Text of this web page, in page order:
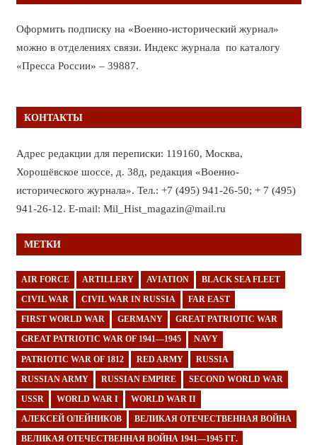
Оформить подписку на «Военно-исторический журнал»
можно в отделениях связи. Индекс журнала по каталогу
«Пресса России» – 39887.
КОНТАКТЫ
Адрес редакции для переписки: 119160, Москва,
Хорошёвское шоссе, д. 38д, редакция «Военно-
исторического журнала». Тел.: +7 (495) 941-26-50; + 7 (495)
941-26-12. E-mail: Mil_Hist_magazin@mail.ru
МЕТКИ
AIR FORCE ARTILLERY AVIATION BLACK SEA FLEET
CIVIL WAR CIVIL WAR IN RUSSIA FAR EAST
FIRST WORLD WAR GERMANY GREAT PATRIOTIC WAR
GREAT PATRIOTIC WAR OF 1941—1945 NAVY
PATRIOTIC WAR OF 1812 RED ARMY RUSSIA
RUSSIAN ARMY RUSSIAN EMPIRE SECOND WORLD WAR
USSR WORLD WAR I WORLD WAR II
АЛЕКСЕЙ ОЛЕЙНИКОВ ВЕЛИКАЯ ОТЕЧЕСТВЕННАЯ ВОЙНА
ВЕЛИКАЯ ОТЕЧЕСТВЕННАЯ ВОЙНА 1941—1945 ГГ.